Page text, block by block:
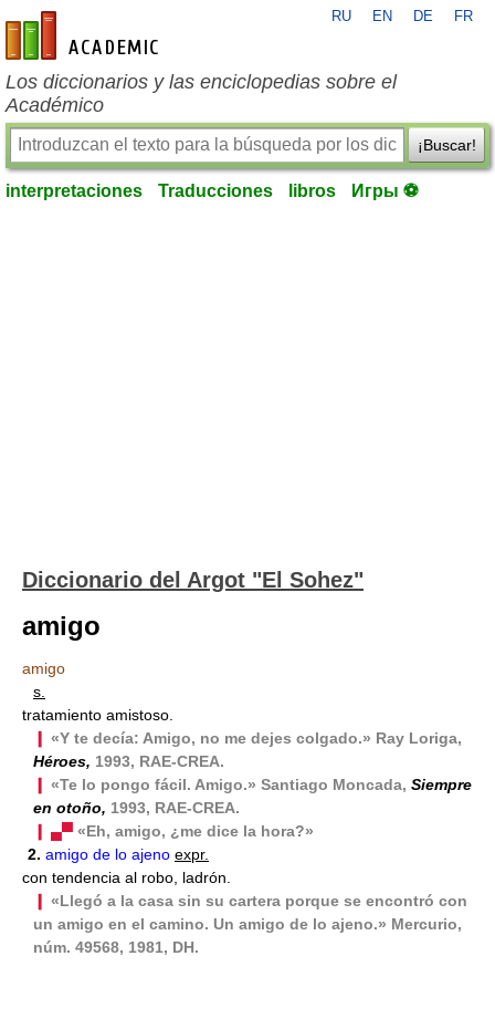
es-academic.com
RU EN DE FR
Los diccionarios y las enciclopedias sobre el
Académico
¡Buscar!
interpretaciones Traducciones libros Игры ⚽
Diccionario del Argot "El Sohez"
amigo
amigo
s.
tratamiento amistoso.
«Y te decía: Amigo, no me dejes colgado.» Ray Loriga,
Héroes, 1993, RAE-CREA.
«Te lo pongo fácil. Amigo.» Santiago Moncada, Siempre
en otoño, 1993, RAE-CREA.
❙ ▄▀ «Eh, amigo, ¿me dice la hora?»
2. amigo de lo ajeno expr.
con tendencia al robo, ladrón.
«Llegó a la casa sin su cartera porque se encontró con
un amigo en el camino. Un amigo de lo ajeno.» Mercurio,
núm. 49568, 1981, DH.